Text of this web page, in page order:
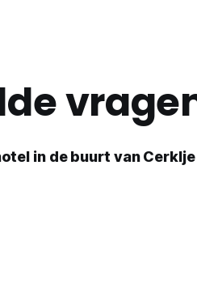
in de buurt van Cerklje